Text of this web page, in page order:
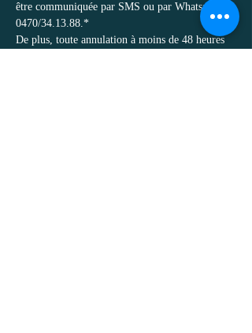
être communiquée par SMS ou par Whatsapp au
0470/34.13.88.*
De plus, toute annulation à moins de 48 heures